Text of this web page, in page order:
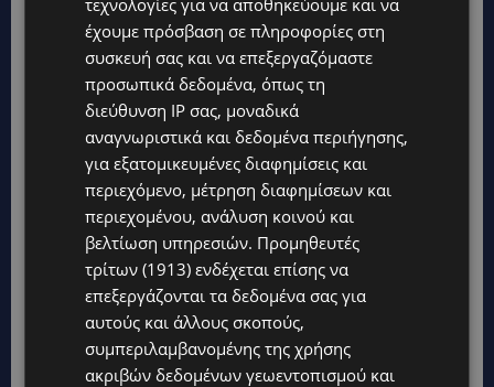
Topics
ΦΩΤΙΑ ΣΤΟΝ ΒΟΛΟ: Στις φλόγες περιοχή πάνω από το αρχαίο
θέατρο Δημητριάδος
ΜΑΝΩΛΗΣ ΕΜΜΑΝΟΥΗΛ: Η ιστορία της θρυλικής Corner Pub
που ξυπνά μνήμες δεκαετιών – Το αφιέρωμα μετά τη φωτιά-
τεχνολογίες για να αποθηκεύουμε και να
έχουμε πρόσβαση σε πληροφορίες στη
συσκευή σας και να επεξεργαζόμαστε
προσωπικά δεδομένα, όπως τη
διεύθυνση IP σας, μοναδικά
αναγνωριστικά και δεδομένα περιήγησης,
για εξατομικευμένες διαφημίσεις και
περιεχόμενο, μέτρηση διαφημίσεων και
περιεχομένου, ανάλυση κοινού και
βελτίωση υπηρεσιών. Προμηθευτές
τρίτων (1913) ενδέχεται επίσης να
επεξεργάζονται τα δεδομένα σας για
αυτούς και άλλους σκοπούς,
συμπεριλαμβανομένης της χρήσης
ακριβών δεδομένων γεωεντοπισμού και